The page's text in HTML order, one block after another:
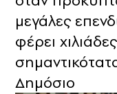
μεγάλες
φέρει
Δημόσιο